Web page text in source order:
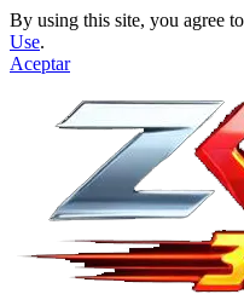
By using this site, you agree
Use.
Aceptar